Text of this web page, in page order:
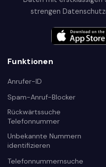
strengen
Funktionen
Anrufer-ID
Spam-Anruf-Blocker
Rückwärtssuche
Telefonnummer
Unbekannte Nummern
identifizieren
Telefonnummernsuche